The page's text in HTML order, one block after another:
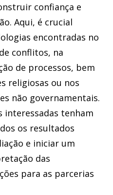
confiança e
Aqui, é crucial
encontradas no
conflitos, na
de processos, bem
religiosas ou nos
não governamentais.
interessadas tenham
os resultados
e iniciar um
das
para as parcerias